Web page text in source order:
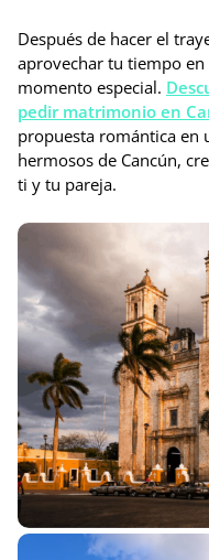
Después de hacer el
aprovechar tu tiempo
momento especial.
pedir matrimonio en
propuesta romántica en
hermosos de Cancún,
ti y tu pareja.